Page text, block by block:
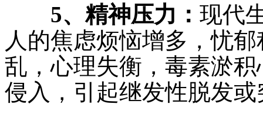
5、精神压力： 现代
人的焦虑烦恼增多，忧
乱，心理失衡，毒素淤
侵入，引起继发性脱发